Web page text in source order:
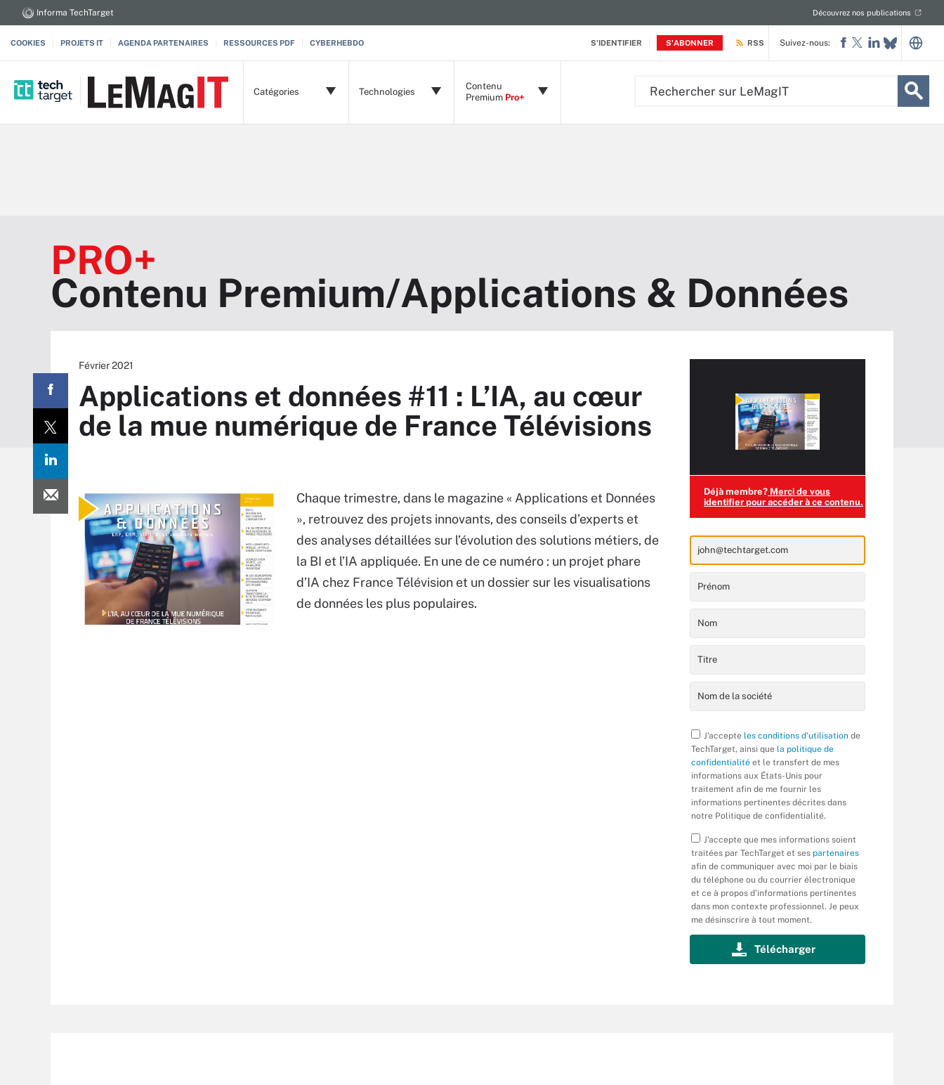
S'IDENTIFIER S'ABONNER
Informa TechTarget Découvrez nos publications
COOKIES PROJETS IT AGENDA PARTENAIRES RESSOURCES PDF CYBERHEBDO RSS
Catégories Technologies
Contenu
Premium Pro+
Suivez-nous:
PRO+
Contenu Premium/Applications & Données
Février 2021
Applications et données #11 : L’IA, au cœur
de la mue numérique de France Télévisions
Chaque trimestre, dans le magazine « Applications et Données
», retrouvez des projets innovants, des conseils d’experts et
des analyses détaillées sur l’évolution des solutions métiers, de
la BI et l’IA appliquée. En une de ce numéro : un projet phare
d’IA chez France Télévision et un dossier sur les visualisations
de données les plus populaires.
Déjà membre? Merci de vous
identifier pour accéder à ce contenu.
J'accepte les conditions d'utilisation de
TechTarget, ainsi que la politique de
confidentialité et le transfert de mes
informations aux États-Unis pour
traitement afin de me fournir les
informations pertinentes décrites dans
notre Politique de confidentialité.
J'accepte que mes informations soient
traitées par TechTarget et ses partenaires
afin de communiquer avec moi par le biais
du téléphone ou du courrier électronique
et ce à propos d’informations pertinentes
dans mon contexte professionnel. Je peux
me désinscrire à tout moment.